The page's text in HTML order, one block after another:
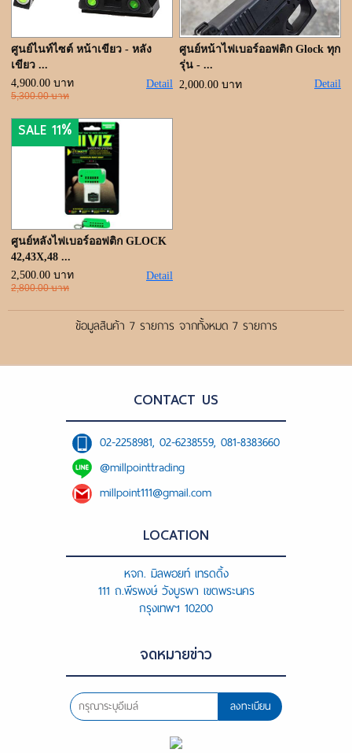
ศูนย์ไนท์ไซต์ หน้าเขียว - หลัง
เขียว ...
4,900.00 บาท
5,300.00 บาท
Detail
ศูนย์หน้าไฟเบอร์ออฟติก Glock ทุก
รุ่น - ...
2,000.00 บาท
Detail
SALE 11%
ศูนย์หลังไฟเบอร์ออฟติก GLOCK
42,43X,48 ...
2,500.00 บาท
2,800.00 บาท
Detail
ข้อมูลสินค้า 7 รายการ จากทั้งหมด 7 รายการ
CONTACT US
02-2258981, 02-6238559, 081-8383660
@millpointtrading
millpoint111@gmail.com
LOCATION
หจก. มิลพอยท์ เทรดดิ้ง
111 ถ.พีรพงษ์ วังบูรพา เขตพระนคร
กรุงเทพฯ 10200
จดหมายข่าว
ลงทะเบียน